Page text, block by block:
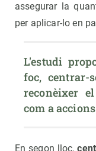
assegurar la
per aplicar-lo en
L'estudi
foc, centrar-
reconèixer
com a
En segon lloc,